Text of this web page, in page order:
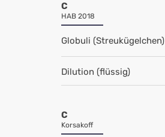
C
HAB 2018
Globuli (Streukügelchen)
Dilution (flüssig)
C
Korsakoff